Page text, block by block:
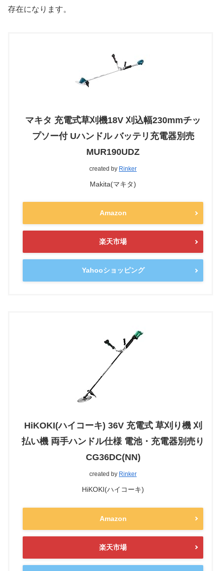
存在になります。
マキタ 充電式草刈機18V 刈込幅230mmチッ
プソー付 Uハンドル バッテリ充電器別売
MUR190UDZ
created by Rinker
Makita(マキタ)
Amazon
楽天市場
Yahooショッピング
HiKOKI(ハイコーキ) 36V 充電式 草刈り機 刈
払い機 両手ハンドル仕様 電池・充電器別売り
CG36DC(NN)
created by Rinker
HiKOKI(ハイコーキ)
Amazon
楽天市場